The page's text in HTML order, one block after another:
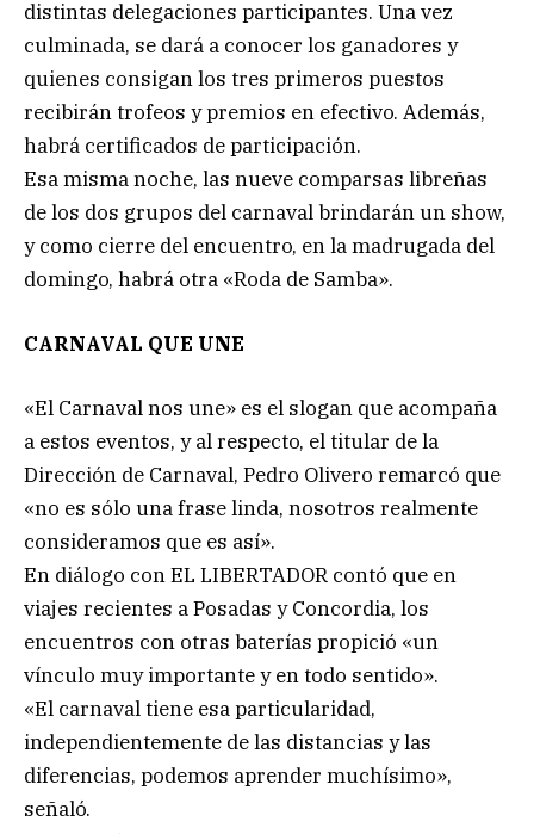
distintas delegaciones participantes. Una vez
culminada, se dará a conocer los ganadores y
quienes consigan los tres primeros puestos
recibirán trofeos y premios en efectivo. Además,
habrá certificados de participación.
Esa misma noche, las nueve comparsas libreñas
de los dos grupos del carnaval brindarán un show,
y como cierre del encuentro, en la madrugada del
domingo, habrá otra «Roda de Samba».
CARNAVAL QUE UNE
«El Carnaval nos une» es el slogan que acompaña
a estos eventos, y al respecto, el titular de la
Dirección de Carnaval, Pedro Olivero remarcó que
«no es sólo una frase linda, nosotros realmente
consideramos que es así».
En diálogo con EL LIBERTADOR contó que en
viajes recientes a Posadas y Concordia, los
encuentros con otras baterías propició «un
vínculo muy importante y en todo sentido».
«El carnaval tiene esa particularidad,
independientemente de las distancias y las
diferencias, podemos aprender muchísimo»,
señaló.